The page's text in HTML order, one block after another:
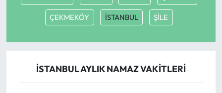
ÇEKMEKÖY İSTANBUL ŞİLE
İSTANBUL AYLIK NAMAZ VAKITLERI